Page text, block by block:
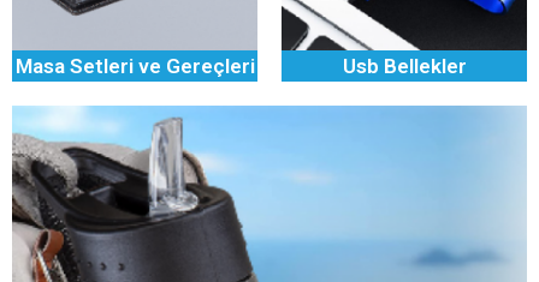
Usb Bellekler
Masa Setleri ve Gereçleri